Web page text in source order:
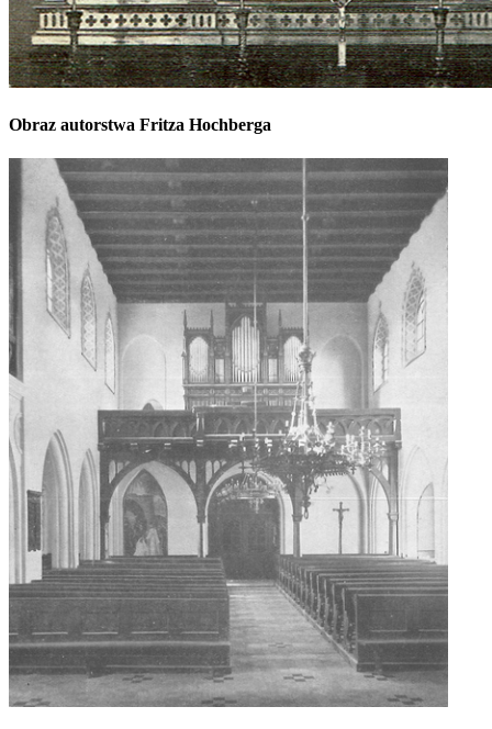
Obraz autorstwa Fritza Hochberga